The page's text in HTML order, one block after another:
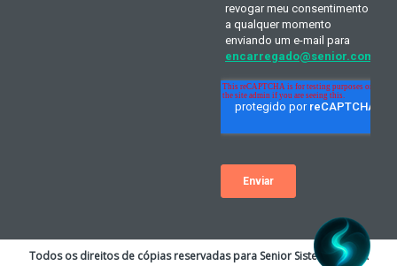
Todos os direitos de cópias reservadas para Senior Sistemas S.A. A